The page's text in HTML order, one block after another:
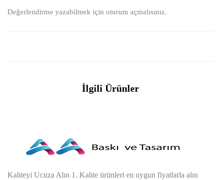
Değerlendirme yazabilmek için oturum açmalısınız.
İlgili Ürünler
Kaliteyi Ucuza Alın 1. Kalite ürünleri en uygun fiyatlarla alın